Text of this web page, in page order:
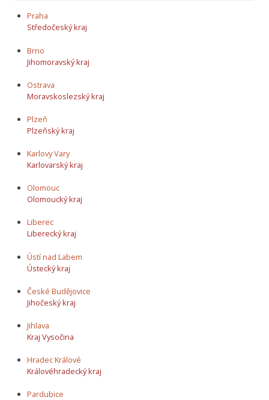
Praha
Středočeský kraj
Brno
Jihomoravský kraj
Ostrava
Moravskoslezský kraj
Plzeň
Plzeňský kraj
Karlovy Vary
Karlovarský kraj
Olomouc
Olomoucký kraj
Liberec
Liberecký kraj
Ústí nad Labem
Ústecký kraj
České Budějovice
Jihočeský kraj
Jihlava
Kraj Vysočina
Hradec Králové
Královéhradecký kraj
Pardubice